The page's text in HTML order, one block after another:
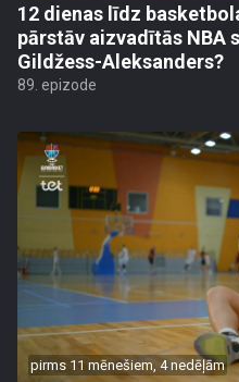
12 dienas līdz
pārstāv aizvadītās NBA
Gildžess-Aleksanders?
89. epizode
pirms 11 mēnešiem, 4 nedēļām